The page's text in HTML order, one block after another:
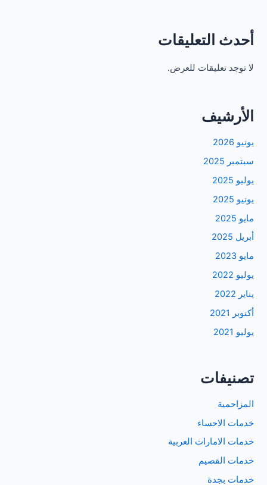
أحدث التعليقات
لا توجد تعليقات للعرض.
الأرشيف
يونيو 2026
سبتمبر 2025
يوليو 2025
يونيو 2025
مايو 2025
أبريل 2025
مايو 2023
يوليو 2022
يناير 2022
أكتوبر 2021
يوليو 2021
تصنيفات
المزاحمية
خدمات الاحساء
خدمات الامارات العربية
خدمات القصيم
خدمات بجدة